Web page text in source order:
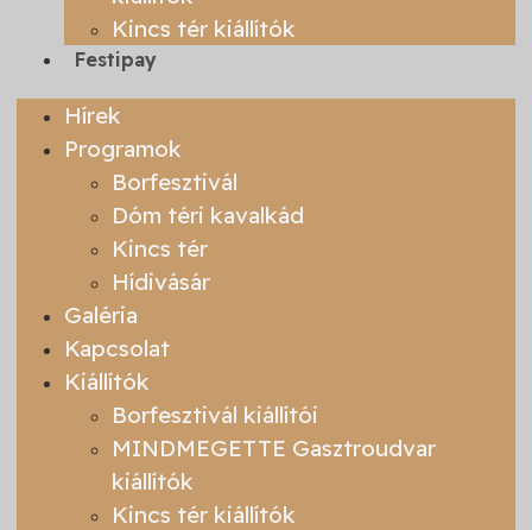
Kincs tér kiállítók
Festipay
Hírek
Programok
Borfesztivál
Dóm téri kavalkád
Kincs tér
Hídivásár
Galéria
Kapcsolat
Kiállítók
Borfesztivál kiállítói
MINDMEGETTE Gasztroudvar
kiállítók
Kincs tér kiállítók